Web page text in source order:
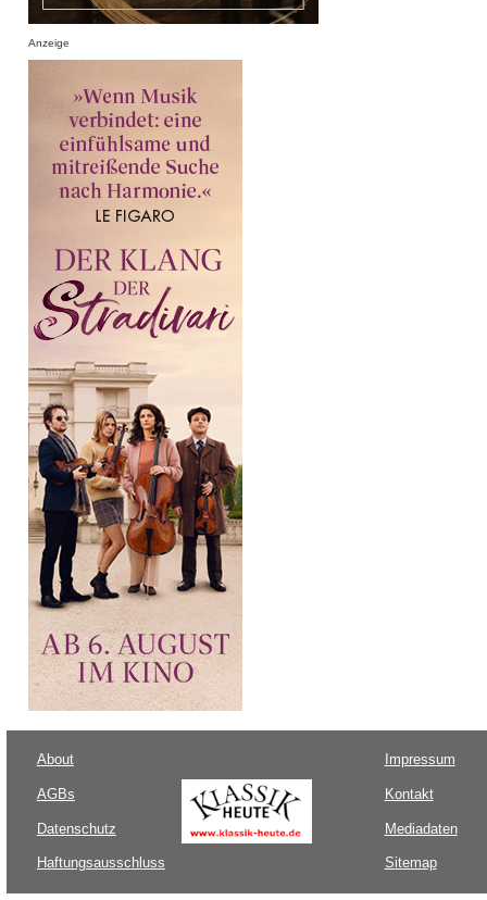
Anzeige
About
AGBs
Datenschutz
Haftungsausschluss
Impressum
Kontakt
Mediadaten
Sitemap